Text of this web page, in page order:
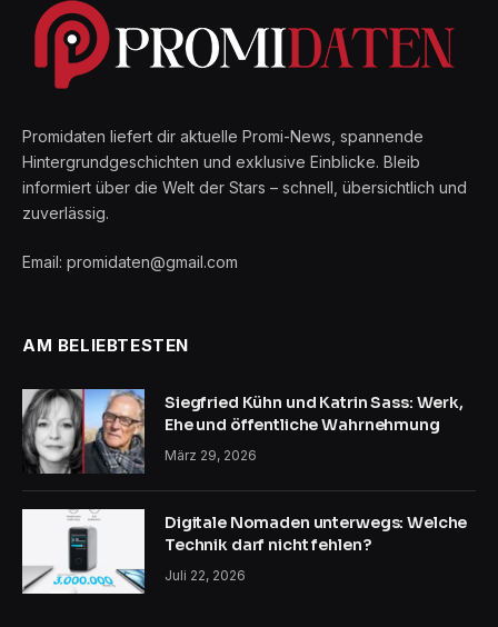
Promidaten liefert dir aktuelle Promi-News, spannende
Hintergrundgeschichten und exklusive Einblicke. Bleib
informiert über die Welt der Stars – schnell, übersichtlich und
zuverlässig.
Email: promidaten@gmail.com
AM BELIEBTESTEN
Siegfried Kühn und Katrin Sass: Werk,
Ehe und öffentliche Wahrnehmung
März 29, 2026
Digitale Nomaden unterwegs: Welche
Technik darf nicht fehlen?
Juli 22, 2026